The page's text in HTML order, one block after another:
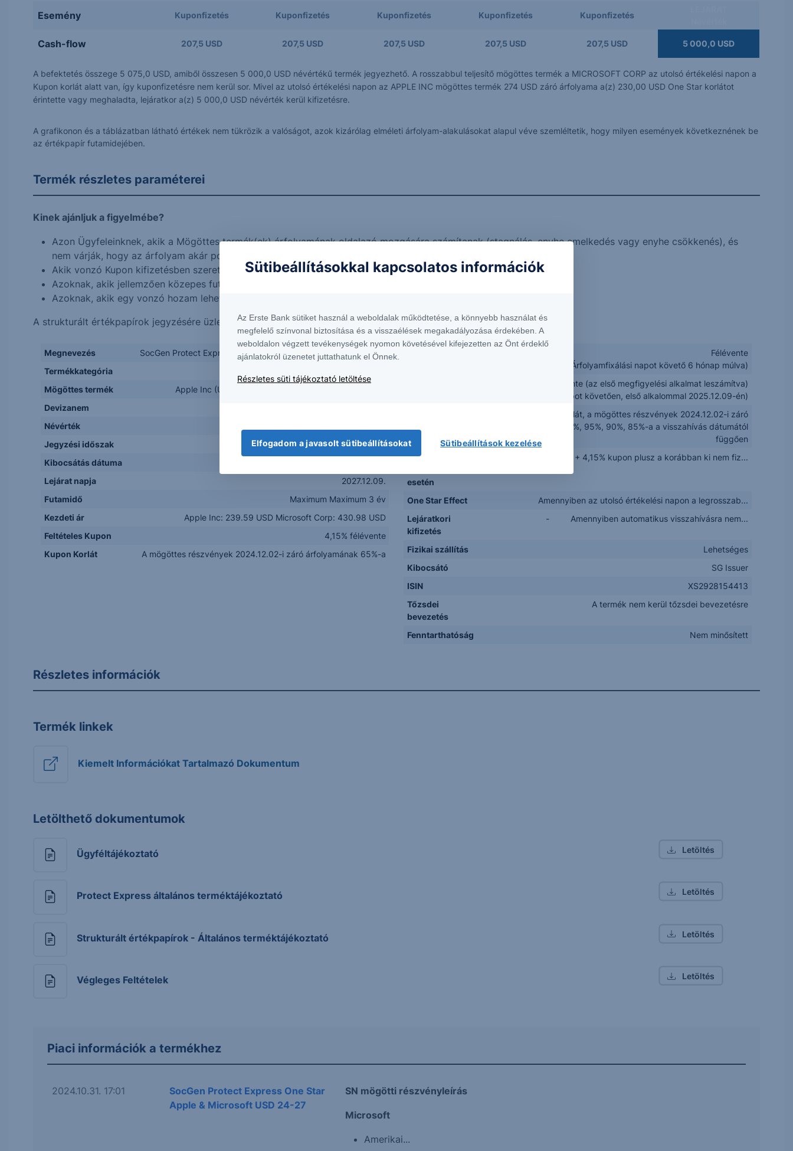
Esemény Kuponfizetés Kuponfizetés Kuponfizetés Kuponfizetés Kuponfizetés
Cash-flow 207,5 USD 207,5 USD 207,5 USD 207,5 USD 207,5 USD 5 000,0 USD
A befektetés összege 5 075,0 USD, amiből összesen 5 000,0 USD névértékű termék jegyezhető. A rosszabbul teljesítő mögöttes termék a MICROSOFT CORP az utolsó értékelési napon a
Kupon korlát alatt van, így kuponfizetésre nem kerül sor. Mivel az utolsó értékelési napon az APPLE INC mögöttes termék 274 USD záró árfolyama a(z) 230,00 USD One Star korlátot
érintette vagy meghaladta, lejáratkor a(z) 5 000,0 USD névérték kerül kifizetésre.
A grafikonon és a táblázatban látható értékek nem tükrözik a valóságot, azok kizárólag elméleti árfolyam-alakulásokat alapul véve szemléltetik, hogy milyen események következnének be
az értékpapír futamidejében.
Termék részletes paraméterei
Kinek ajánljuk a figyelmébe?
Azon Ügyfeleinknek, akik a Mögöttes termék(ek) árfolyamának oldalazó mozgására számítanak (stagnálás, enyhe emelkedés vagy enyhe csökkenés), és
nem várják, hogy az árfolyam akár pozitív akár negatív irányban jelentősen változni fog.
Akik vonzó Kupon kifizetésben szeretnének részesülni, a futamidő alatt akár több alkalommal is.
Azoknak, akik jellemzően közepes futamidejű, attraktív befektetési lehetőséget keresnek.
Azoknak, akik egy vonzó hozam lehetősége érdekében hajlandóak lemondani a tőkevédelemről.
A strukturált értékpapírok jegyzésére üzletkötőinknél, NetBrokerben illetve George-ban van lehetőség.
Megnevezés
SocGen Protect Express One Star Apple & Microsoft USD 24-27
Termékkategória
Mögöttes termék
Apple Inc (US0378331005)o Amerikai technológiai...
Devizanem
Névérték
Jegyzési időszak
2024.11.04. – 2024.11.29.
Kibocsátás dátuma
Lejárat napja
2027.12.09.
Futamidő
Maximum Maximum 3 év
Kezdeti ár
Apple Inc: 239.59 USD Microsoft Corp: 430.98 USD
Feltételes Kupon
4,15% félévente
Kupon Korlát
A mögöttes részvények 2024.12.02-i záró árfolyamának 65%-a
Félévente
(első megfigyelés az Árfolyamfixálási napot követő 6 hónap múlva)
Félévente (az első megfigyelési alkalmat leszámítva)
(az adott Értékelési napot követően, első alkalommal 2025.12.09-én)
Félévente csökkenő korlát, a mögöttes részvények 2024.12.02-i záró
árfolyamának 100%, 95%, 90%, 85%-a a visszahívás dátumától
függően
Kifizetés
esetén
Névérték + 4,15% kupon plusz a korábban ki nem fiz...
One Star Effect
Amennyiben az utolsó értékelési napon a legrosszab...
Lejáratkori
kifizetés
- Amennyiben automatikus visszahívásra nem...
Fizikai szállítás
Lehetséges
Kibocsátó
SG Issuer
ISIN
XS2928154413
Tőzsdei
bevezetés
A termék nem kerül tőzsdei bevezetésre
Fenntarthatóság Nem minősített
Részletes információk
Termék linkek
Kiemelt Információkat Tartalmazó Dokumentum
Letölthető dokumentumok
Ügyféltájékoztató Letöltés
Protect Express általános terméktájékoztató Letöltés
Strukturált értékpapírok - Általános terméktájékoztató Letöltés
Végleges Feltételek Letöltés
Piaci információk a termékhez
2024.10.31. 17:01
SocGen Protect Express One Star
Apple & Microsoft USD 24-27
SN mögötti részvényleírás
Microsoft
Amerikai...
Sütibeállításokkal kapcsolatos információk
Az Erste Bank sütiket használ a weboldalak működtetése, a könnyebb használat és
megfelelő színvonal biztosítása és a visszaélések megakadályozása érdekében. A
weboldalon végzett tevékenységek nyomon követésével kifejezetten az Önt érdeklő
ajánlatokról üzenetet juttathatunk el Önnek.
Részletes süti tájékoztató letöltése
Elfogadom a javasolt sütibeállításokat Sütibeállítások kezelése